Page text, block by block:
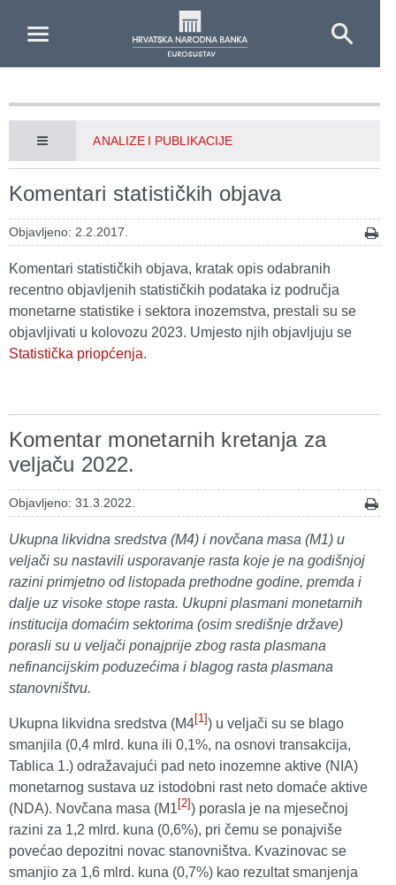
ANALIZE I PUBLIKACIJE
Komentari statističkih objava
Objavljeno: 2.2.2017.
Komentari statističkih objava, kratak opis odabranih
recentno objavljenih statističkih podataka iz područja
monetarne statistike i sektora inozemstva, prestali su se
objavljivati u kolovozu 2023. Umjesto njih objavljuju se
Statistička priopćenja.
Komentar monetarnih kretanja za
veljaču 2022.
Objavljeno: 31.3.2022.
Ukupna likvidna sredstva (M4) i novčana masa (M1) u
veljači su nastavili usporavanje rasta koje je na godišnjoj
razini primjetno od listopada prethodne godine, premda i
dalje uz visoke stope rasta. Ukupni plasmani monetarnih
institucija domaćim sektorima (osim središnje države)
porasli su u veljači ponajprije zbog rasta plasmana
nefinancijskim poduzećima i blagog rasta plasmana
stanovništvu.
Ukupna likvidna sredstva (M4[1]) u veljači su se blago
smanjila (0,4 mlrd. kuna ili 0,1%, na osnovi transakcija,
Tablica 1.) odražavajući pad neto inozemne aktive (NIA)
monetarnog sustava uz istodobni rast neto domaće aktive
(NDA). Novčana masa (M1 [2]) porasla je na mjesečnoj
razini za 1,2 mlrd. kuna (0,6%), pri čemu se ponajviše
povećao depozitni novac stanovništva. Kvazinovac se
smanjio za 1,6 mlrd. kuna (0,7%) kao rezultat smanjenja